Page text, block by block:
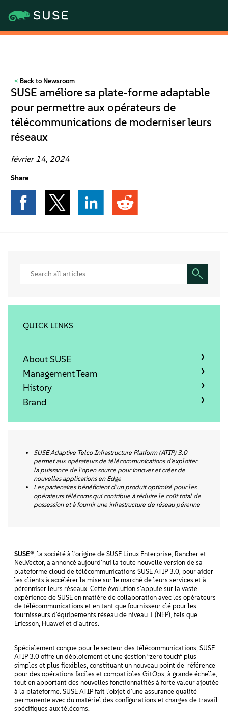
Solutions
Communautés
Back to Newsroom
SUSE améliore sa plate-forme adaptable
pour permettre aux opérateurs de
télécommunications de moderniser leurs
réseaux
février 14, 2024
Share
SUSE Adaptive Telco Infrastructure Platform (ATIP) 3.0
permet aux opérateurs de télécommunications d'exploiter
la puissance de l'open source pour innover et créer de
nouvelles applications en Edge
Les partenaires bénéficient d'un produit optimisé pour les
opérateurs télécoms qui contribue à réduire le coût total de
possession et à fournir une infrastructure de réseau pérenne
SUSE®, la société à l'origine de SUSE Linux Enterprise, Rancher et
NeuVector, a annoncé aujourd'hui la toute nouvelle version de sa
plateforme cloud de télécommunications SUSE ATIP 3.0, pour aider
les clients à accélérer la mise sur le marché de leurs services et à
pérenniser leurs réseaux. Cette évolution s'appuie sur la vaste
expérience de SUSE en matière de collaboration avec les opérateurs
de télécommunications et en tant que fournisseur clé pour les
fournisseurs d'équipements réseau de niveau 1 (NEP), tels que
Ericsson, Huawei et d'autres.
Spécialement conçue pour le secteur des télécommunications, SUSE
ATIP 3.0 offre un déploiement et une gestion “zero touch” plus
simples et plus flexibles, constituant un nouveau point de référence
pour des opérations faciles et compatibles GitOps, à grande échelle,
tout en apportant des nouvelles fonctionnalités à forte valeur ajoutée
à la plateforme. SUSE ATIP fait l'objet d'une assurance qualité
permanente avec du matériel,des configurations et charges de travail
spécifiques aux télécoms.
QUICK LINKS
About SUSE
Management Team
History
Brand